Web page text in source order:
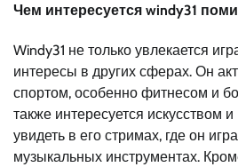
Чем интересуется windy31
Windy31 не только увлекается
интересы в других сферах. Он
спортом, особенно фитнесом и
также интересуется искусством
увидеть в его стримах, где он
музыкальных инструментах.